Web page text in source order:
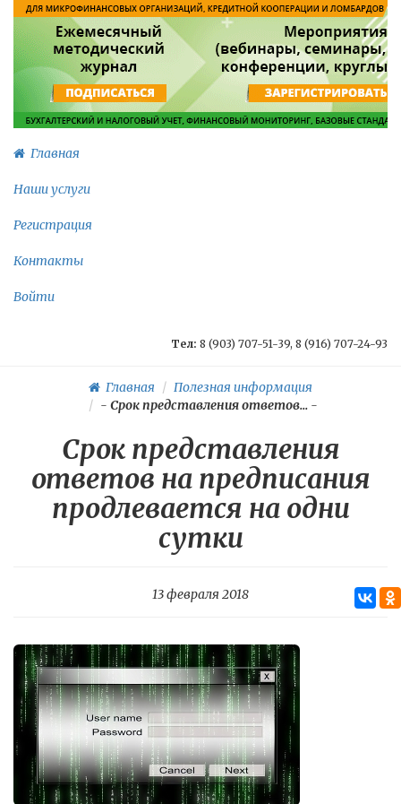
Главная
Наши услуги
Регистрация
Контакты
Войти
Тел: 8 (903) 707-51-39, 8 (916) 707-24-93
Главная
Полезная информация
- Срок представления ответов...-
Срок представления
ответов на предписания
продлевается на одни
сутки
13 февраля 2018